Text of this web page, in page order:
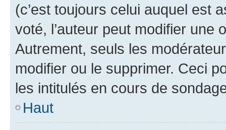
(c’est toujours celui auquel est
voté, l’auteur peut modifier une
Autrement, seuls les
modifier ou le supprimer. Ceci
les intitulés en cours de
Haut